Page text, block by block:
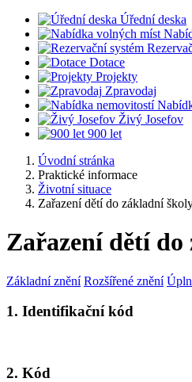
Úřední deska
Dotace
Projekty
Zpravodaj
Živý Josefov
900 let
Úvodní stránka
Praktické informace
Životní situace
Zařazení dětí do základní
Zařazení dětí
Základní znění Rozšířené znění
1. Identifikační kód
2. Kód